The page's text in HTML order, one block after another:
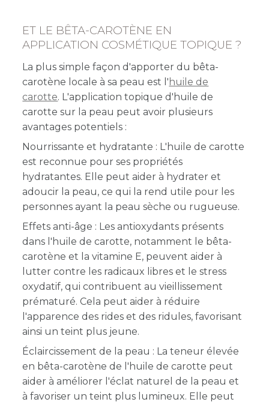
ET LE BÊTA-CAROTÈNE EN
APPLICATION COSMÉTIQUE TOPIQUE ?
La plus simple façon d'apporter du bêta-
carotène locale à sa peau est l' huile de
carotte. L'application topique d'huile de
carotte sur la peau peut avoir plusieurs
avantages potentiels :
Nourrissante et hydratante : L'huile de carotte
est reconnue pour ses propriétés
hydratantes. Elle peut aider à hydrater et
adoucir la peau, ce qui la rend utile pour les
personnes ayant la peau sèche ou rugueuse.
Effets anti-âge : Les antioxydants présents
dans l'huile de carotte, notamment le bêta-
carotène et la vitamine E, peuvent aider à
lutter contre les radicaux libres et le stress
oxydatif, qui contribuent au vieillissement
prématuré. Cela peut aider à réduire
l'apparence des rides et des ridules, favorisant
ainsi un teint plus jeune.
Éclaircissement de la peau : La teneur élevée
en bêta-carotène de l'huile de carotte peut
aider à améliorer l'éclat naturel de la peau et
à favoriser un teint plus lumineux. Elle peut